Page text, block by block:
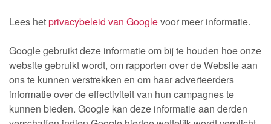
Lees hetprivacybeleid van Googlevoor meer informatie.
Google gebruikt deze informatie om bij te houden hoe onze
website gebruikt wordt, om rapporten over de Website aan
ons te kunnen verstrekken en om haar adverteerders
informatie over de effectiviteit van hun campagnes te
kunnen bieden. Google kan deze informatie aan derden